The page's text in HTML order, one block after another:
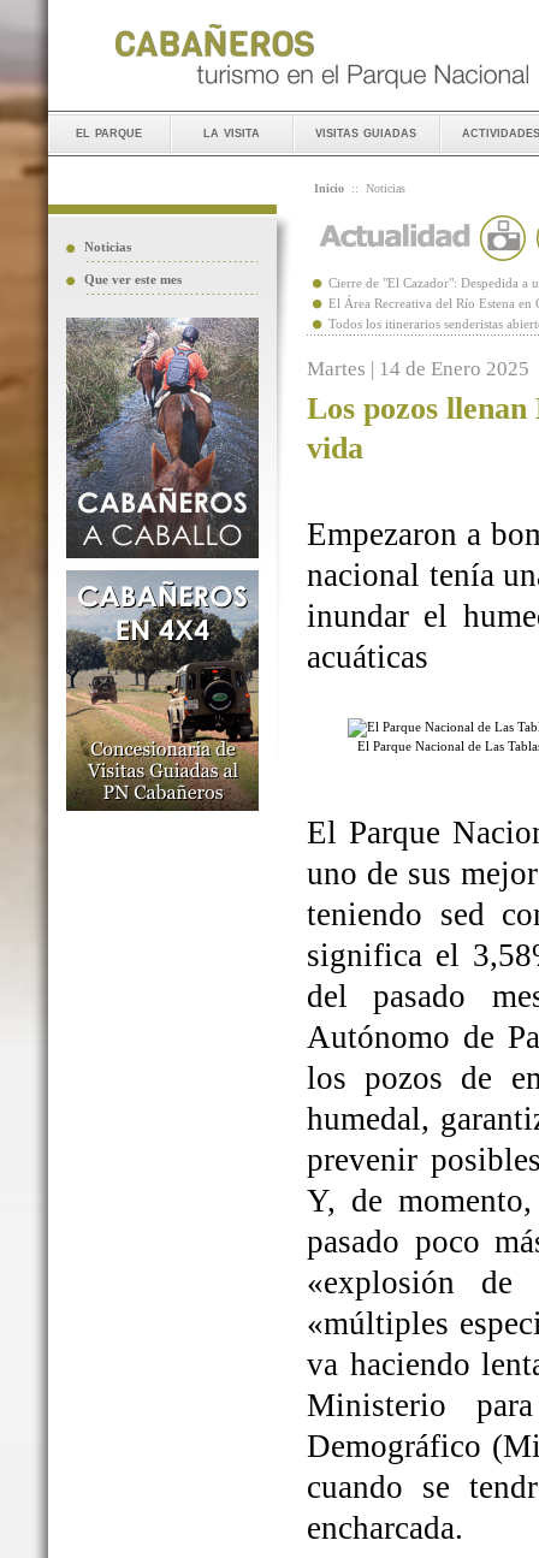
el parque la visita visitas guiadas actividades
Noticias
Que ver este mes
Inicio :: Noticias
Cierre de "El Cazador": Despedida a
El Área Recreativa del Río Estena
Todos los itinerarios senderistas
Martes | 14 de Enero 2025
Los pozos
vida
Empezaron a
nacional tenía
inundar el
acuáticas
El Parque Nacional de Las
El Parque
uno de sus
teniendo sed
significa el
del pasado
Autónomo de
los pozos de
humedal,
prevenir
Y, de
pasado poco
«explosión
«múltiples
va haciendo
Ministerio
Demográfico
cuando se
encharcada.